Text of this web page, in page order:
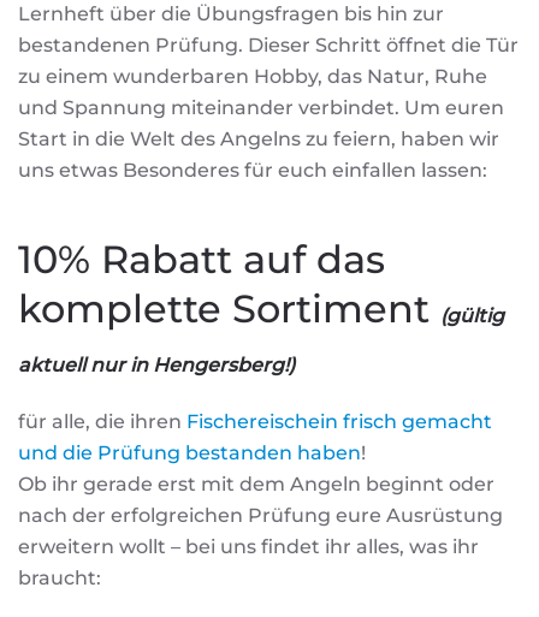
Lernheft über die Übungsfragen bis hin zur
bestandenen Prüfung. Dieser Schritt öffnet die Tür
zu einem wunderbaren Hobby, das Natur, Ruhe
und Spannung miteinander verbindet. Um euren
Start in die Welt des Angelns zu feiern, haben wir
uns etwas Besonderes für euch einfallen lassen:
10% Rabatt auf das
komplette Sortiment (gültig
aktuell nur in Hengersberg!)
für alle, die ihren Fischereischein frisch gemacht
und die Prüfung bestanden haben!
Ob ihr gerade erst mit dem Angeln beginnt oder
nach der erfolgreichen Prüfung eure Ausrüstung
erweitern wollt – bei uns findet ihr alles, was ihr
braucht: